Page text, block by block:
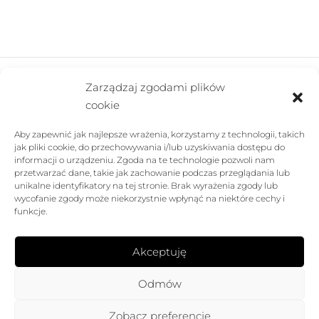
Zarządzaj zgodami plików
cookie
Aby zapewnić jak najlepsze wrażenia, korzystamy z technologii, takich
jak pliki cookie, do przechowywania i/lub uzyskiwania dostępu do
informacji o urządzeniu. Zgoda na te technologie pozwoli nam
przetwarzać dane, takie jak zachowanie podczas przeglądania lub
unikalne identyfikatory na tej stronie. Brak wyrażenia zgody lub
wycofanie zgody może niekorzystnie wpłynąć na niektóre cechy i
funkcje.
Akceptuję
Odmów
Zobacz preferencje
POMOC
SKLEP
FOLLOW US